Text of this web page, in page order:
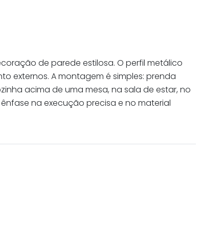
de parede estilosa. O perfil metálico
externos. A montagem é simples: prenda
acima de uma mesa, na sala de estar, no
na execução precisa e no material